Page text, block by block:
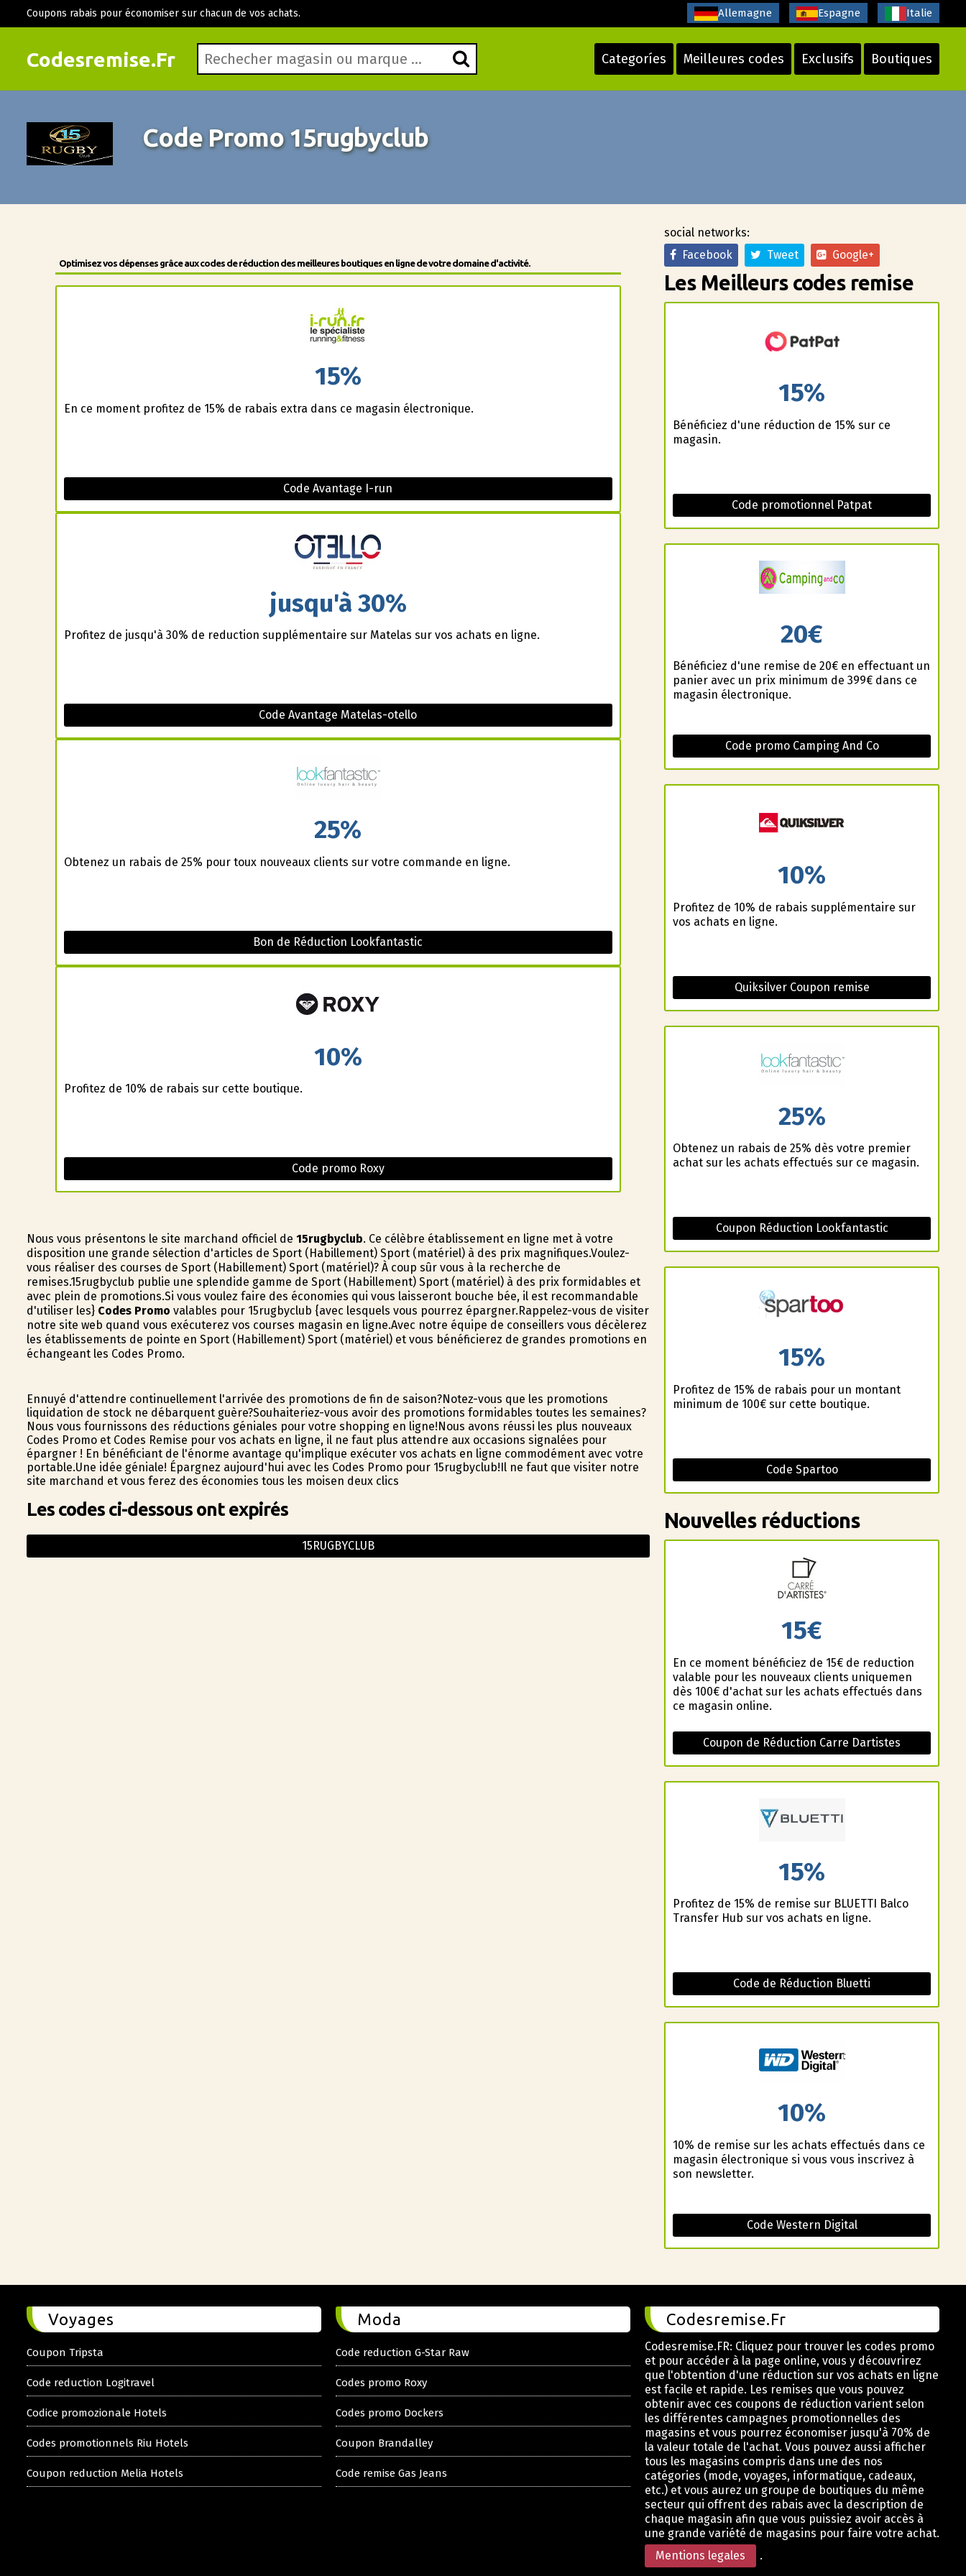
Codesremise.Fr Categoríes Meilleures codes Exclusifs Boutiques
Coupons rabais pour économiser sur chacun de vos achats. Allemagne Espagne Italie
Code Promo 15rugbyclub
Optimisez vos dépenses grâce aux codes de réduction des meilleures boutiques en ligne de votre domaine d'activité.
15%
En ce moment profitez de 15% de rabais extra dans ce magasin électronique.
Code Avantage I-run
jusqu'à 30%
Profitez de jusqu'à 30% de reduction supplémentaire sur Matelas sur vos achats en ligne.
Code Avantage Matelas-otello
25%
Obtenez un rabais de 25% pour toux nouveaux clients sur votre commande en ligne.
Bon de Réduction Lookfantastic
10%
Profitez de 10% de rabais sur cette boutique.
Code promo Roxy
Nous vous présentons le site marchand officiel de 15rugbyclub. Ce célèbre établissement en ligne met à votre
disposition une grande sélection d'articles de Sport (Habillement) Sport (matériel) à des prix magnifiques.Voulez-
vous réaliser des courses de Sport (Habillement) Sport (matériel)? À coup sûr vous à la recherche de
remises.15rugbyclub publie une splendide gamme de Sport (Habillement) Sport (matériel) à des prix formidables et
avec plein de promotions.Si vous voulez faire des économies qui vous laisseront bouche bée, il est recommandable
d'utiliser les} Codes Promo valables pour 15rugbyclub {avec lesquels vous pourrez épargner.Rappelez-vous de visiter
notre site web quand vous exécuterez vos courses magasin en ligne.Avec notre équipe de conseillers vous décèlerez
les établissements de pointe en Sport (Habillement) Sport (matériel) et vous bénéficierez de grandes promotions en
échangeant les Codes Promo.
Ennuyé d'attendre continuellement l'arrivée des promotions de fin de saison?Notez-vous que les promotions
liquidation de stock ne débarquent guère?Souhaiteriez-vous avoir des promotions formidables toutes les semaines?
Nous vous fournissons des réductions géniales pour votre shopping en ligne!Nous avons réussi les plus nouveaux
Codes Promo et Codes Remise pour vos achats en ligne, il ne faut plus attendre aux occasions signalées pour
épargner ! En bénéficiant de l'énorme avantage qu'implique exécuter vos achats en ligne commodément avec votre
portable.Une idée géniale! Épargnez aujourd'hui avec les Codes Promo pour 15rugbyclub!Il ne faut que visiter notre
site marchand et vous ferez des économies tous les moisen deux clics
Les codes ci-dessous ont expirés
15RUGBYCLUB
social networks:
Facebook
Tweet Google+
Les Meilleurs codes remise
15%
Bénéficiez d'une réduction de 15% sur ce
magasin.
Code promotionnel Patpat
20€
Bénéficiez d'une remise de 20€ en effectuant un
panier avec un prix minimum de 399€ dans ce
magasin électronique.
Code promo Camping And Co
10%
Profitez de 10% de rabais supplémentaire sur
vos achats en ligne.
Quiksilver Coupon remise
25%
Obtenez un rabais de 25% dès votre premier
achat sur les achats effectués sur ce magasin.
Coupon Réduction Lookfantastic
15%
Profitez de 15% de rabais pour un montant
minimum de 100€ sur cette boutique.
Code Spartoo
Nouvelles réductions
15€
En ce moment bénéficiez de 15€ de reduction
valable pour les nouveaux clients uniquemen
dès 100€ d'achat sur les achats effectués dans
ce magasin online.
Coupon de Réduction Carre Dartistes
15%
Profitez de 15% de remise sur BLUETTI Balco
Transfer Hub sur vos achats en ligne.
Code de Réduction Bluetti
10%
10% de remise sur les achats effectués dans ce
magasin électronique si vous vous inscrivez à
son newsletter.
Code Western Digital
Voyages
Coupon Tripsta
Code reduction Logitravel
Codice promozionale Hotels
Codes promotionnels Riu Hotels
Coupon reduction Melia Hotels
Moda
Code reduction G-Star Raw
Codes promo Roxy
Codes promo Dockers
Coupon Brandalley
Code remise Gas Jeans
Codesremise.Fr
Codesremise.FR: Cliquez pour trouver les codes promo
et pour accéder à la page online, vous y découvrirez
que l'obtention d'une réduction sur vos achats en ligne
est facile et rapide. Les remises que vous pouvez
obtenir avec ces coupons de réduction varient selon
les différentes campagnes promotionnelles des
magasins et vous pourrez économiser jusqu'à 70% de
la valeur totale de l'achat. Vous pouvez aussi afficher
tous les magasins compris dans une des nos
catégories (mode, voyages, informatique, cadeaux,
etc.) et vous aurez un groupe de boutiques du même
secteur qui offrent des rabais avec la description de
chaque magasin afin que vous puissiez avoir accès à
une grande variété de magasins pour faire votre achat.
Mentions legales
.